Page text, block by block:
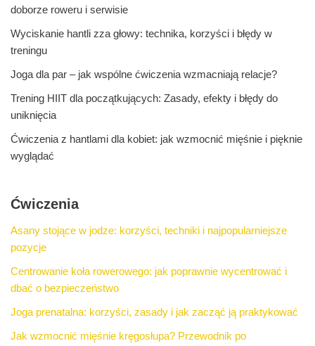
doborze roweru i serwisie
Wyciskanie hantli zza głowy: technika, korzyści i błędy w
treningu
Joga dla par – jak wspólne ćwiczenia wzmacniają relacje?
Trening HIIT dla początkujących: Zasady, efekty i błędy do
uniknięcia
Ćwiczenia z hantlami dla kobiet: jak wzmocnić mięśnie i pięknie
wyglądać
Ćwiczenia
Asany stojące w jodze: korzyści, techniki i najpopularniejsze
pozycje
Centrowanie koła rowerowego: jak poprawnie wycentrować i
dbać o bezpieczeństwo
Joga prenatalna: korzyści, zasady i jak zacząć ją praktykować
Jak wzmocnić mięśnie kręgosłupa? Przewodnik po